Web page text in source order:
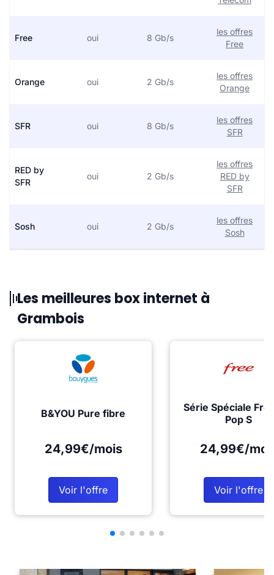
Free oui 8 Gb/s
les offres
Free
Orange oui 2 Gb/s
les offres
Orange
SFR oui 8 Gb/s
les offres
SFR
RED by
SFR
oui 2 Gb/s
les offres
RED by
SFR
Sosh oui 2 Gb/s
les offres
Sosh
Les meilleures box internet à
Grambois
B&YOU Pure fibre
24,99€/mois
Voir l'offre
Série Spéciale
Pop S
24,99€/
Voir l'offre